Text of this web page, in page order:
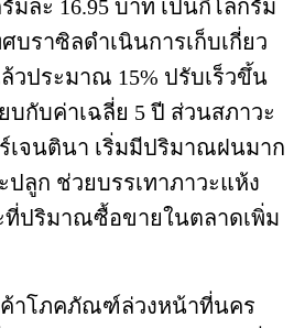
มละ 16.95 บาท เป็นกิโลกรัม
บราซิลดำเนินการเก็บเกี่ยว
วประมาณ 15% ปรับเร็วขึ้น
บกับค่าเฉลี่ย 5 ปี ส่วนสภาวะ
เจนตินา เริ่มมีปริมาณฝนมาก
ลูก ช่วยบรรเทาภาวะแห้ง
ปริมาณซื้อขายในตลาดเพิ่ม
ภคภัณฑ์ล่วงหน้าที่นคร